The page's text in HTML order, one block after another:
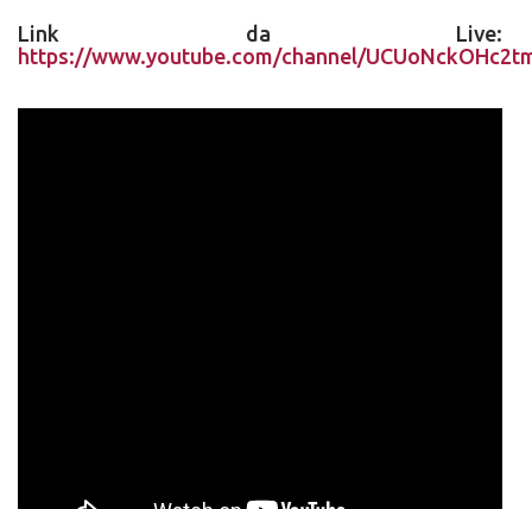
Link da Live:
https://www.youtube.com/channel/